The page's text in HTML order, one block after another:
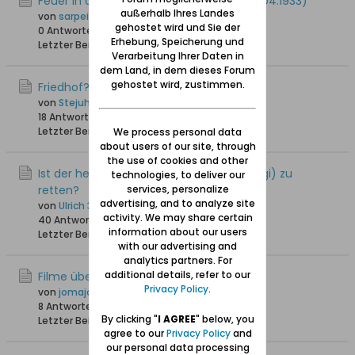
von sarpei
0 Antworten
2.496 Hits0 Likes
Letzter Beitrag
14.03.2024, 16:58
Friedhof?
von Stejuhn
18 Antworten
Letzter Beitrag
20.01.2024, 19:57
Ist der heutige Strand von Heubude (Stogi) zu
retten?
von Ulrich 31
40 Antworten43.088 Hits 0 Likes
Letzter Beitrag26.11.2023, 23:57
Filme über Heubude
von jomajo
8 Antworten
Letzter Beitrag 12.10.2023, 20:54
außerhalb Ihres Landes
gehostet wird und Sie der
Erhebung, Speicherung und
Verarbeitung Ihrer Daten in
dem Land, in dem dieses Forum
gehostet wird, zustimmen.
We process personal data
about users of our site, through
the use of cookies and other
technologies, to deliver our
services, personalize
advertising, and to analyze site
activity. We may share certain
information about our users
with our advertising and
analytics partners. For
additional details, refer to our
Privacy Policy.
By clicking "I AGREE" below, you
agree to ourPrivacy Policyand
our personal data processing